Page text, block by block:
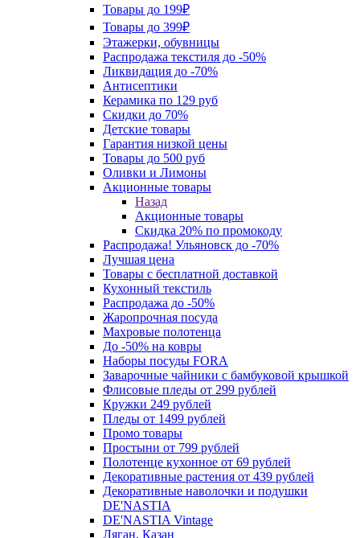
Товары до 199₽
Товары до 399₽
Этажерки, обувницы
Распродажа текстиля до -50%
Ликвидация до -70%
Антисептики
Керамика по 129 руб
Скидки до 70%
Детские товары
Гарантия низкой цены
Товары до 500 руб
Оливки и Лимоны
Акционные товары
Назад
Акционные товары
Скидка 20% по промокоду
Распродажа! Ульяновск до -70%
Лучшая цена
Товары с бесплатной доставкой
Кухонный текстиль
Распродажа до -50%
Жаропрочная посуда
Махровые полотенца
До -50% на ковры
Наборы посуды FORA
Заварочные чайники с бамбуковой крышкой
Флисовые пледы от 299 рублей
Кружки 249 рублей
Пледы от 1499 рублей
Промо товары
Простыни от 799 рублей
Полотенце кухонное от 69 рублей
Декоративные растения от 439 рублей
Декоративные наволочки и подушки
DE'NASTIA
DE'NASTIA Vintage
Ляган, Казан